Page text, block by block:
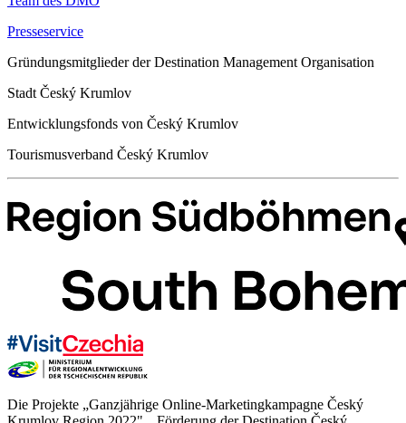
Presseservice
Gründungsmitglieder der Destination Management Organisation
Stadt Český Krumlov
Entwicklungsfonds von Český Krumlov
Tourismusverband Český Krumlov
Die Projekte „Ganzjährige Online-Marketingkampagne Český